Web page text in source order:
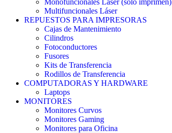
Monofuncionales Láser (solo imprimen)
Multifuncionales Láser
REPUESTOS PARA IMPRESORAS
Cajas de Mantenimiento
Cilindros
Fotoconductores
Fusores
Kits de Transferencia
Rodillos de Transferencia
COMPUTADORAS Y HARDWARE
Laptops
MONITORES
Monitores Curvos
Monitores Gaming
Monitores para Oficina